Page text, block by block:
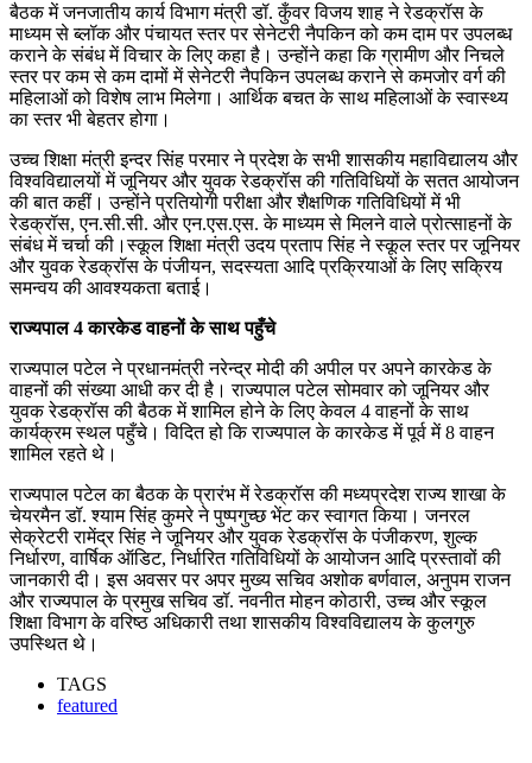
बैठक में जनजातीय कार्य विभाग मंत्री डॉ. कुँवर विजय शाह ने रेडक्रॉस के
माध्यम से ब्लॉक और पंचायत स्तर पर सेनेटरी नैपकिन को कम दाम पर उपलब्ध
कराने के संबंध में विचार के लिए कहा है। उन्होंने कहा कि ग्रामीण और निचले
स्तर पर कम से कम दामों में सेनेटरी नैपकिन उपलब्ध कराने से कमजोर वर्ग की
महिलाओं को विशेष लाभ मिलेगा। आर्थिक बचत के साथ महिलाओं के स्वास्थ्य
का स्तर भी बेहतर होगा।
उच्च शिक्षा मंत्री इन्दर सिंह परमार ने प्रदेश के सभी शासकीय महाविद्यालय और
विश्वविद्यालयों में जूनियर और युवक रेडक्रॉस की गतिविधियों के सतत आयोजन
की बात कहीं। उन्होंने प्रतियोगी परीक्षा और शैक्षणिक गतिविधियों में भी
रेडक्रॉस, एन.सी.सी. और एन.एस.एस. के माध्यम से मिलने वाले प्रोत्साहनों के
संबंध में चर्चा की।स्कूल शिक्षा मंत्री उदय प्रताप सिंह ने स्कूल स्तर पर जूनियर
और युवक रेडक्रॉस के पंजीयन, सदस्यता आदि प्रक्रियाओं के लिए सक्रिय
समन्वय की आवश्यकता बताई।
राज्यपाल 4 कारकेड वाहनों के साथ पहुँचे
राज्यपाल पटेल ने प्रधानमंत्री नरेन्द्र मोदी की अपील पर अपने कारकेड के
वाहनों की संख्या आधी कर दी है। राज्यपाल पटेल सोमवार को जूनियर और
युवक रेडक्रॉस की बैठक में शामिल होने के लिए केवल 4 वाहनों के साथ
कार्यक्रम स्थल पहुँचे। विदित हो कि राज्यपाल के कारकेड में पूर्व में 8 वाहन
शामिल रहते थे।
राज्यपाल पटेल का बैठक के प्रारंभ में रेडक्रॉस की मध्यप्रदेश राज्य शाखा के
चेयरमैन डॉ. श्याम सिंह कुमरे ने पुष्पगुच्छ भेंट कर स्वागत किया। जनरल
सेक्रेटरी रामेंद्र सिंह ने जूनियर और युवक रेडक्रॉस के पंजीकरण, शुल्क
निर्धारण, वार्षिक ऑडिट, निर्धारित गतिविधियों के आयोजन आदि प्रस्तावों की
जानकारी दी। इस अवसर पर अपर मुख्य सचिव अशोक बर्णवाल, अनुपम राजन
और राज्यपाल के प्रमुख सचिव डॉ. नवनीत मोहन कोठारी, उच्च और स्कूल
शिक्षा विभाग के वरिष्ठ अधिकारी तथा शासकीय विश्वविद्यालय के कुलगुरु
उपस्थित थे।
TAGS
featured